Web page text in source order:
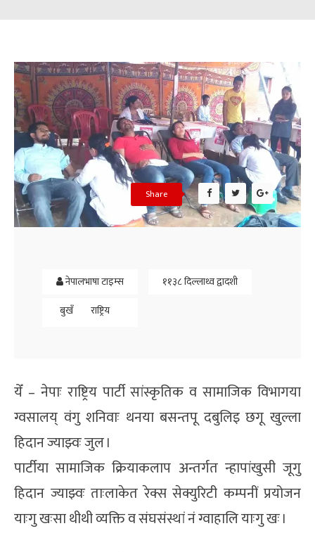
Share
नेपालभाषा टाइम्स
११३८ दिल्लाथ्व द्वादशी
बुखँ
राष्ट्रिय
येँ – नेपाः राष्ट्रिय पार्टी सांस्कृतिक व सामाजिक विभागया
ग्वसालय् वंगु शनिवाः थनया बसन्तपू दबुलिइ छगू खुल्ला
हिदान ज्याझ्वः जुल ।
पार्टीया सामाजिक क्रियाकलाप अन्तर्गत न्हापांखुसी जूगु
हिदान ज्याझ्वः ताःलाकेत रेक्स सेक्युरिटी कम्पनीं प्रयोजन
याःगु खःसा थीथी व्यक्ति व संघसंस्थां नं ग्वाहालि याःगु खः ।